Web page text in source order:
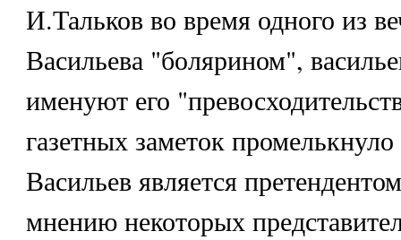
И.Тальков во время одного из
Васильева "болярином",
именуют его
газетных заметок
Васильев является
мнению некоторых